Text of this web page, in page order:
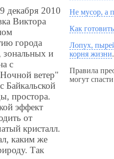
декабря 2010
Виктора
города
зональных и
с
ветер"
Байкальской
простора.
эффект
от
кристалл.
каким же
Так
Не мусор, а
Как
Лопух,
корня жизни.
Правила
могут